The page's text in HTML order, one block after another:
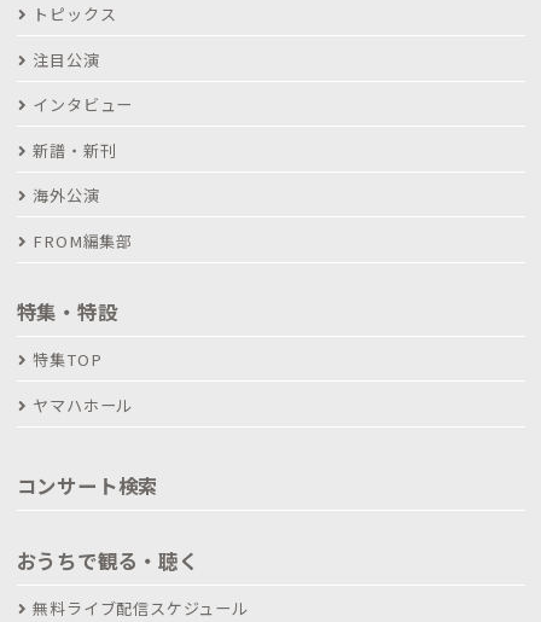
トピックス
注目公演
インタビュー
新譜・新刊
海外公演
FROM編集部
特集・特設
特集TOP
ヤマハホール
コンサート検索
おうちで観る・聴く
無料ライブ配信スケジュール